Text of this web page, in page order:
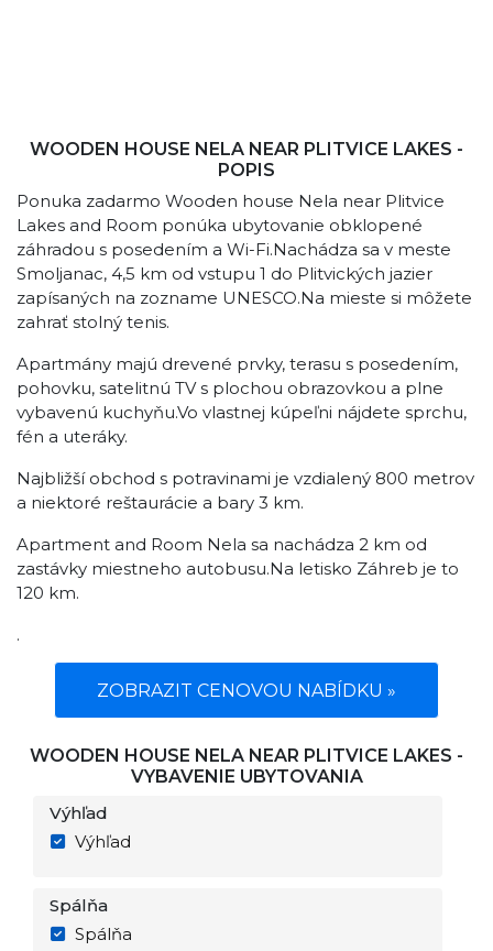
WOODEN HOUSE NELA NEAR PLITVICE LAKES -
POPIS
Ponuka zadarmo Wooden house Nela near Plitvice
Lakes and Room ponúka ubytovanie obklopené
záhradou s posedením a Wi-Fi.Nachádza sa v meste
Smoljanac, 4,5 km od vstupu 1 do Plitvických jazier
zapísaných na zozname UNESCO.Na mieste si môžete
zahrať stolný tenis.
Apartmány majú drevené prvky, terasu s posedením,
pohovku, satelitnú TV s plochou obrazovkou a plne
vybavenú kuchyňu.Vo vlastnej kúpeľni nájdete sprchu,
fén a uteráky.
Najbližší obchod s potravinami je vzdialený 800 metrov
a niektoré reštaurácie a bary 3 km.
Apartment and Room Nela sa nachádza 2 km od
zastávky miestneho autobusu.Na letisko Záhreb je to
120 km.
.
ZOBRAZIT CENOVOU NABÍDKU »
WOODEN HOUSE NELA NEAR PLITVICE LAKES -
VYBAVENIE UBYTOVANIA
Výhľad
Výhľad
Spálňa
Spálňa